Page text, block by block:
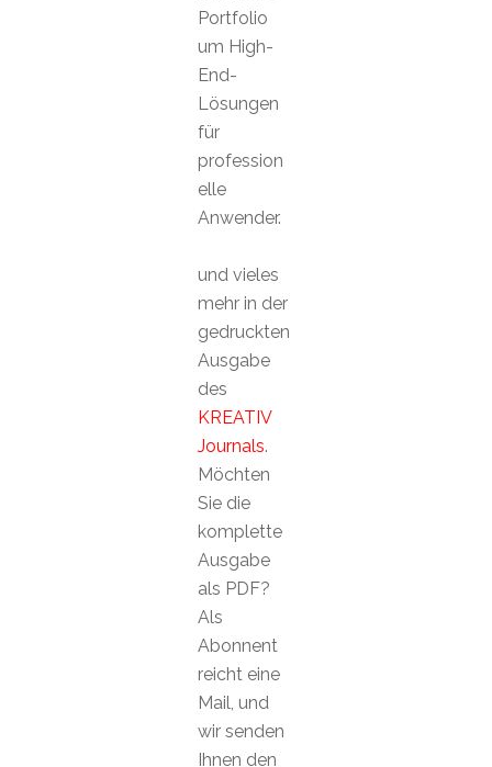
Portfolio
um High-
End-
Lösungen
für
profession
elle
Anwender.
und vieles
mehr in der
gedruckten
Ausgabe
des
KREATIV
Journals.
Möchten
Sie die
komplette
Ausgabe
als PDF?
Als
Abonnent
reicht eine
Mail, und
wir senden
Ihnen den